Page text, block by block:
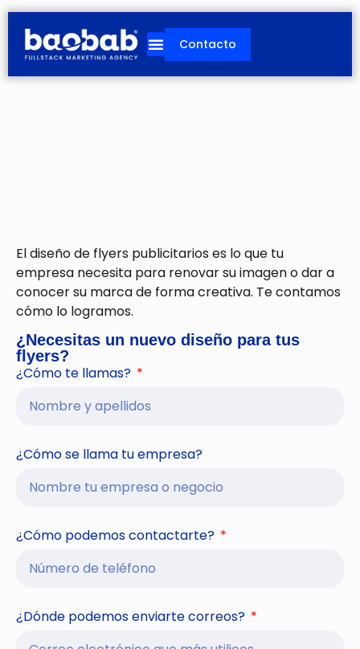
contenido
Contacto
El diseño de flyers publicitarios es lo que tu
empresa necesita para renovar su imagen o dar a
conocer su marca de forma creativa. Te contamos
cómo lo logramos.
¿Necesitas un nuevo diseño para tus
flyers?
¿Cómo te llamas?
¿Cómo se llama tu empresa?
¿Cómo podemos contactarte?
¿Dónde podemos enviarte correos?